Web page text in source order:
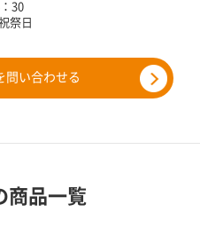
30
祭日
問い合わせる
商品一覧